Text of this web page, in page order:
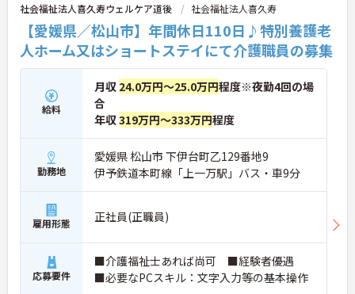
社会福祉法人喜久寿ウェルケア道後 社会福祉法人喜久寿
【愛媛県／松山市】年間休日110日♪特別養護老
人ホーム又はショートステイにて介護職員の募集
給料
月収 24.0万円～25.0万円程度※夜勤4回の場
合
年収319万円～333万円程度
勤務地
愛媛県 松山市 下伊台町乙129番地9
伊予鉄道本町線「上一万駅」バス・車9分
雇用形態 正社員(正職員)
応募要件
■介護福祉士あれば尚可 ■経験者優遇
■必要なPCスキル：文字入力等の基本操作